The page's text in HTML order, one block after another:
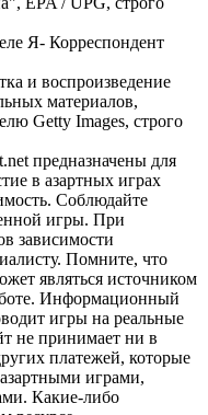
Я- Корреспондент
и воспроизведение
материалов,
Getty Images, строго
предназначены для
в азартных играх
Соблюдайте
игры. При
зависимости
Помните, что
являться источником
Информационный
игры на реальные
не принимает ни в
платежей, которые
играми,
Какие-либо